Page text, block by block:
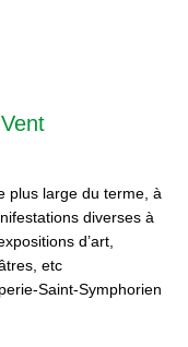
plus large du terme, à
diverses à
d’art,
etc
Saint-Symphorien